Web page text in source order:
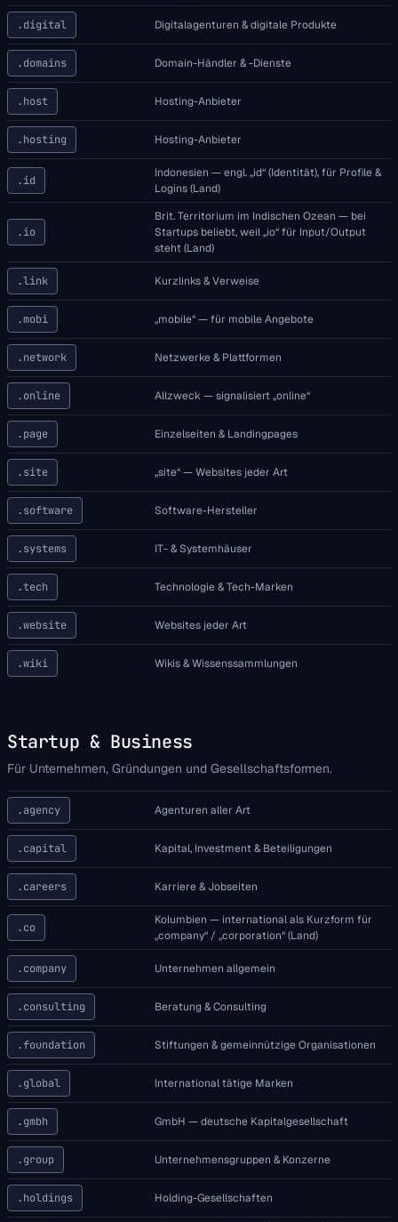
.digital Digitalagenturen & digitale Produkte
.domains Domain-Händler & -Dienste
.host Hosting-Anbieter
.hosting Hosting-Anbieter
.id
Indonesien — engl. „id“ (Identität), für Profile &
Logins (Land)
.io
Brit. Territorium im Indischen Ozean — bei
Startups beliebt, weil „io“ für Input/Output
steht (Land)
.link Kurzlinks & Verweise
.mobi „mobile“ — für mobile Angebote
.network Netzwerke & Plattformen
.online Allzweck — signalisiert „online“
.page Einzelseiten & Landingpages
.site „site“ — Websites jeder Art
.software Software-Hersteller
.systems IT- & Systemhäuser
.tech Technologie & Tech-Marken
.website Websites jeder Art
.wiki Wikis & Wissenssammlungen
Startup & Business
Für Unternehmen, Gründungen und Gesellschaftsformen.
.agency Agenturen aller Art
.capital Kapital, Investment & Beteiligungen
.careers Karriere & Jobseiten
.co
Kolumbien — international als Kurzform für
„company“ / „corporation“ (Land)
.company Unternehmen allgemein
.consulting Beratung & Consulting
.foundation Stiftungen & gemeinnützige Organisationen
.global International tätige Marken
.gmbh GmbH — deutsche Kapitalgesellschaft
.group Unternehmensgruppen & Konzerne
.holdings Holding-Gesellschaften